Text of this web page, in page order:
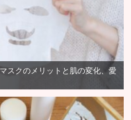
スクのメリットと肌の変化、愛